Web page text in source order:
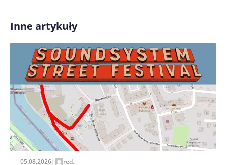
Treść komentarza*
Zapamiętaj moje dane w tej przeglądarce podczas
pisania kolejnych komentarzy.
Inne artykuły
05.08.2026| red.